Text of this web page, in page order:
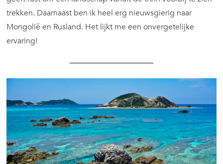
trekken. Daarnaast ben ik heel erg nieuwsgierig naar
Mongolië en Rusland. Het lijkt me een onvergetelijke
ervaring!